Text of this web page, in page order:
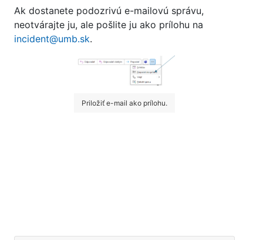
Ak dostanete podozrivú e-mailovú správu,
neotvárajte ju, ale pošlite ju ako prílohu na
incident@umb.sk.
Priložiť e-mail ako prílohu.